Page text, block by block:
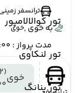
تور کوالالامپور
تور لنکاوی
تور پنانگ
ترانسفر زمینی
به خوی ,خوی
مدت پرواز : 01:00
خوی